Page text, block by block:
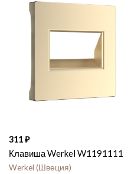
311
Клавиша Werkel W1191111
Werkel Швеция